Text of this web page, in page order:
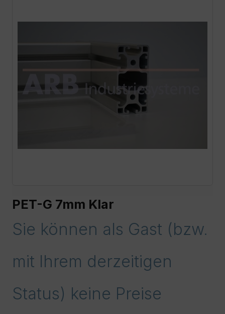
PET-G 7mm Klar
Sie können als Gast (bzw.
mit Ihrem derzeitigen
Status) keine Preise